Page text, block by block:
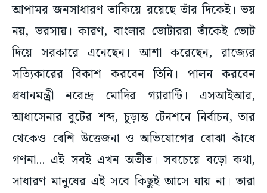
আপামর জনসাধারণ তাকিয়ে রয়েছে তাঁর দিকেই। ভয়
নয়, ভরসায়। কারণ, বাংলার ভোটাররা তাঁকেই ভোট
দিয়ে সরকারে এনেছেন। আশা করেছেন, রাজ্যের
সত্যিকারের বিকাশ করবেন তিনি। পালন করবেন
প্রধানমন্ত্রী নরেন্দ্র মোদির গ্যারান্টি। এসআইআর,
আধাসেনার বুটের শব্দ, চূড়ান্ত টেনশনে নির্বাচন, তার
থেকেও বেশি উত্তেজনা ও অভিযোগের বোঝা কাঁধে
গণনা... এই সবই এখন অতীত। সবচেয়ে বড়ো কথা,
সাধারণ মানুষের এই সবে কিছুই আসে যায় না। তারা